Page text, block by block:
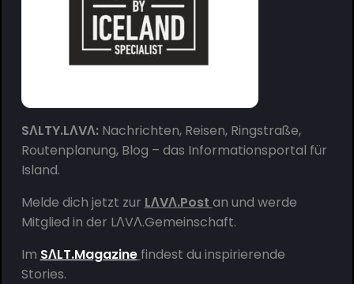
SΛLTY.LΛVΛ:Nachrichten, Reisen, Ringstraße,
Routenplanung, Blog – das Informationsportal für
Island.
Melde dich jetzt zur LΛVΛ.Post an und werde
Mitglied in der LΛVΛ.Gemeinschaft.
Im SΛLT.Magazine findest du inspirierende
Stories.